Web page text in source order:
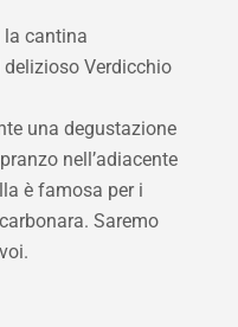
cantina
Verdicchio
una degustazione
nell’adiacente
è famosa per i
Saremo